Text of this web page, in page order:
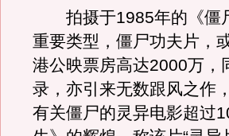
拍摄于1985年的《僵
重要类型，僵尸功夫片，
港公映票房高达2000万，
录，亦引来无数跟风之作
有关僵尸的灵异电影超过